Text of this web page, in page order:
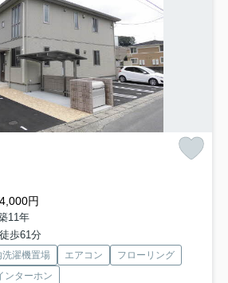
円
11年
歩61分
洗濯機置場 エアコン
フローリング
ンターホン